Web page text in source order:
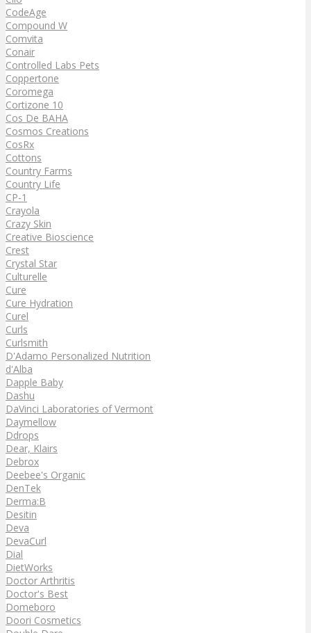
CodeAge
Compound W
Comvita
Conair
Controlled Labs Pets
Coppertone
Coromega
Cortizone 10
Cos De BAHA
Cosmos Creations
CosRx
Cottons
Country Farms
Country Life
CP-1
Crayola
Crazy Skin
Creative Bioscience
Crest
Crystal Star
Culturelle
Cure
Cure Hydration
Curel
Curls
Curlsmith
D'Adamo Personalized Nutrition
d'Alba
Dapple Baby
Dashu
DaVinci Laboratories of Vermont
Daymellow
Ddrops
Dear, Klairs
Debrox
Deebee's Organic
DenTek
Derma:B
Desitin
Deva
DevaCurl
Dial
DietWorks
Doctor Arthritis
Doctor's Best
Domeboro
Doori Cosmetics